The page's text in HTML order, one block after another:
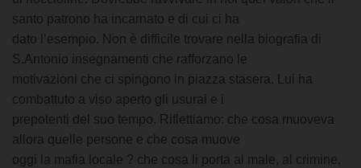
santo patrono ha incarnato e di cui ci ha
dato l’esempio. Non è difficile trovare nella biografia di
S.Antonio insegnamenti che rafforzano le
motivazioni che ci spingono in piazza stasera. Lui ha
combattuto a viso aperto gli usurai e i
prepotenti del suo tempo. Riflettiamo: che cosa muoveva
allora quelle persone e che cosa muove
oggi la mafia locale ? che cosa li porta al male, al crimine,